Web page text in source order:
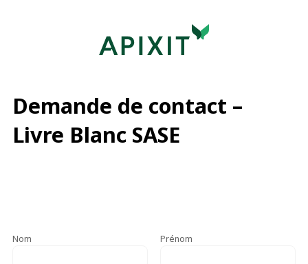
Demande de contact –
Livre Blanc SASE
Nom Prénom